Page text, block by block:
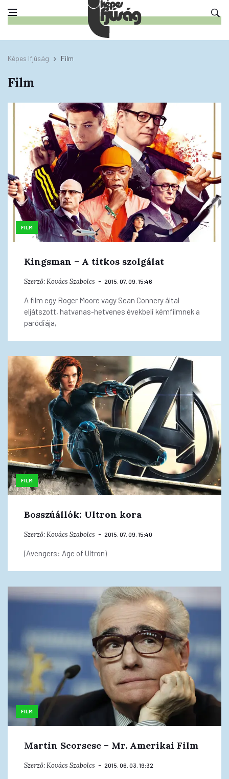
Képes Ifjúság Film
Film
FILM
Kingsman – A titkos szolgálat
Szerző:Kovács Szabolcs 2015. 07. 09. 15:46
A film egy Roger Moore vagy Sean Connery által
eljátszott, hatvanas-hetvenes évekbeli kémfilmnek a
paródiája,
FILM
Bosszúállók: Ultron kora
Szerző:Kovács Szabolcs 2015. 07. 09. 15:40
(Avengers: Age of Ultron)
FILM
Martin Scorsese – Mr. Amerikai Film
Szerző:Kovács Szabolcs 2015. 06. 03. 19:32